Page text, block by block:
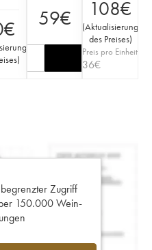
€
)
59€ 108€
(Aktualisierung
des Preises)
Preis pro Einheit
36€
Zugriff
150.000 Wein-